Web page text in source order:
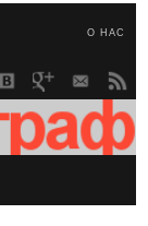
О НАС